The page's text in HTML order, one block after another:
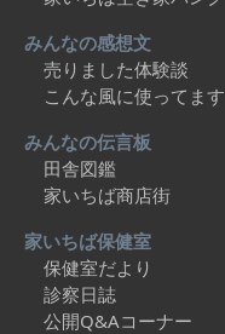
みんなの感想文
売りました体験談
こんな風に使ってます
みんなの伝言板
田舎図鑑
家いちば商店街
家いちば保健室
保健室だより
診察日誌
公開Q&Aコーナー